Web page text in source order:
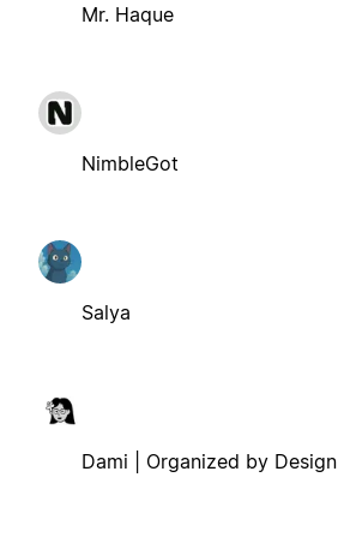
Mr. Haque
NimbleGot
Salya
Dami | Organized by Design